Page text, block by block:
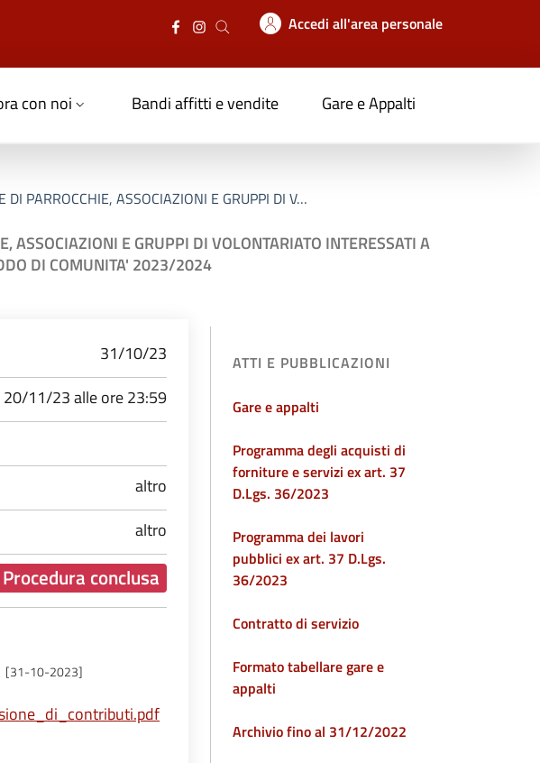
Accedi all'area personale
con noi Bandi affitti e vendite Gare e Appalti
DI PARROCCHIE, ASSOCIAZIONI E GRUPPI DI V…
ASSOCIAZIONI E GRUPPI DI VOLONTARIATO INTERESSATI A
DI COMUNITA' 2023/2024
31/10/23
20/11/23 alle ore 23:59
altro
altro
Procedura conclusa
[31-10-2023]
ATTI E PUBBLICAZIONI
Gare e appalti
Programma degli acquisti di
forniture e servizi ex art. 37
D.Lgs. 36/2023
Programma dei lavori
pubblici ex art. 37 D.Lgs.
36/2023
Contratto di servizio
Formato tabellare gare e
appalti
Archivio fino al 31/12/2022